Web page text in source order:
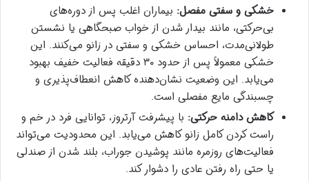
خشکی و سفتی مفصل: بیماران اغلب پس از دوره‌های
بی‌حرکتی، مانند بیدار شدن از خواب صبحگاهی یا نشستن
طولانی‌مدت، احساس خشکی و سفتی در زانو می‌کنند. این
خشکی معمولاً پس از حدود ۳۰ دقیقه فعالیت خفیف بهبود
می‌یابد. این وضعیت نشان‌دهنده کاهش انعطاف‌پذیری و
چسبندگی مایع مفصلی است.
کاهش دامنه حرکتی: با پیشرفت آرتروز، توانایی فرد در خم و
راست کردن کامل زانو کاهش می‌یابد. این محدودیت می‌تواند
فعالیت‌های روزمره مانند پوشیدن جوراب، بلند شدن از صندلی
یا حتی راه رفتن عادی را دشوار کند.